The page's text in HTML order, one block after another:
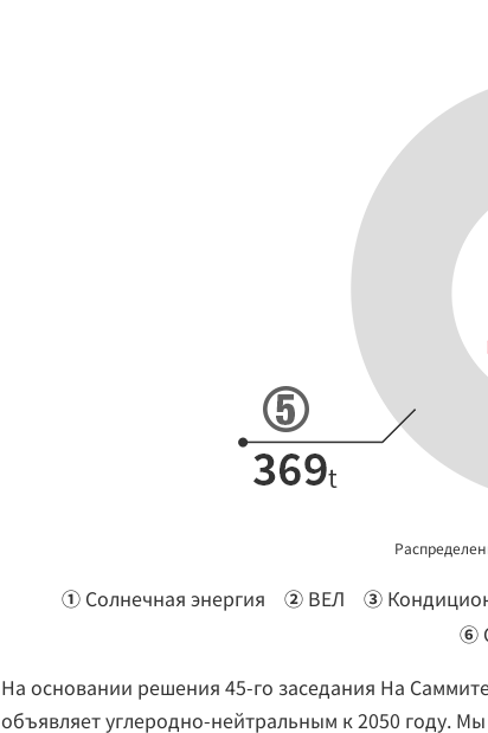
① Солнечная энергия ② ВЕЛ ③
⑥
На основании решения 45-го заседания На
объявляет углеродно-нейтральным к 2050 году.